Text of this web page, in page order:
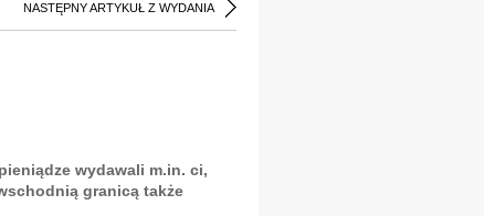
NASTĘPNY ARTYKUŁ Z WYDANIA
wydawali m.in. ci,
granicą także